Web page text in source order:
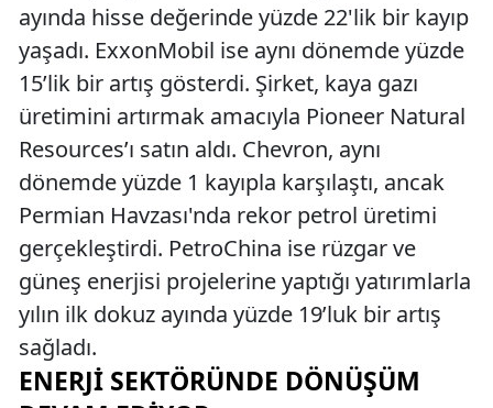
ayında hisse değerinde yüzde 22'lik bir kayıp
yaşadı. ExxonMobil ise aynı dönemde yüzde
15’lik bir artış gösterdi. Şirket, kaya gazı
üretimini artırmak amacıyla Pioneer Natural
Resources’ı satın aldı. Chevron, aynı
dönemde yüzde 1 kayıpla karşılaştı, ancak
Permian Havzası'nda rekor petrol üretimi
gerçekleştirdi. PetroChina ise rüzgar ve
güneş enerjisi projelerine yaptığı yatırımlarla
yılın ilk dokuz ayında yüzde 19’luk bir artış
sağladı.
ENERJI SEKTÖRÜNDE DÖNÜŞÜM